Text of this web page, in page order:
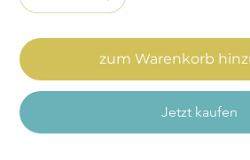
zum Warenkorb
Jetzt kaufen